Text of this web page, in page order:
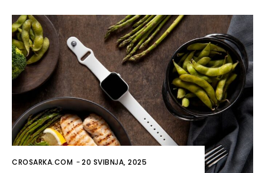
CROSARKA.COM -20 SVIBNJA, 2025